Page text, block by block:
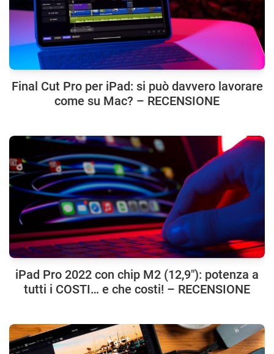
Final Cut Pro per iPad: si può davvero lavorare
come su Mac? – RECENSIONE
iPad Pro 2022 con chip M2 (12,9″): potenza a
tutti i COSTI… e che costi! – RECENSIONE